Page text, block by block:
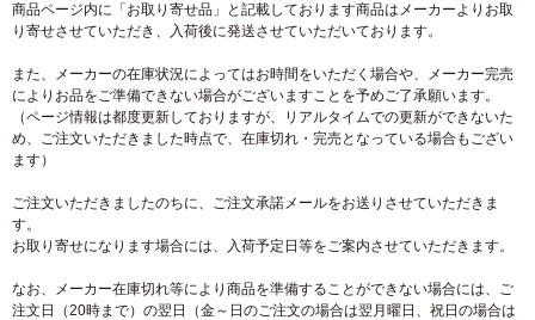
商品ページ内に「お取り寄せ品」と記載しております商品はメーカーよりお取
り寄せさせていただき、入荷後に発送させていただいております。
また、メーカーの在庫状況によってはお時間をいただく場合や、メーカー完売
によりお品をご準備できない場合がございますことを予めご了承願います。
（ページ情報は都度更新しておりますが、リアルタイムでの更新ができないた
め、ご注文いただきました時点で、在庫切れ・完売となっている場合もござい
ます）
ご注文いただきましたのちに、ご注文承諾メールをお送りさせていただきま
す。
お取り寄せになります場合には、入荷予定日等をご案内させていただきます。
なお、メーカー在庫切れ等により商品を準備することができない場合には、ご
注文日（20時まで）の翌日（金～日のご注文の場合は翌月曜日、祝日の場合は